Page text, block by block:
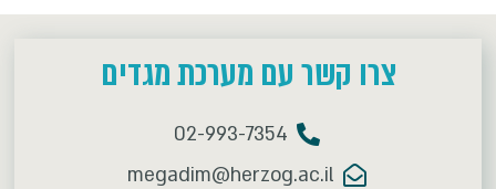
צרו קשר עם מערכת מגדים
02-993-7354
megadim@herzog.ac.il